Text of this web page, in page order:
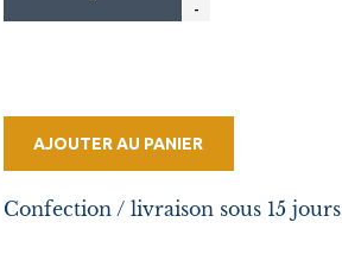
AJOUTER AU PANIER
Confection / livraison sous 15 jours